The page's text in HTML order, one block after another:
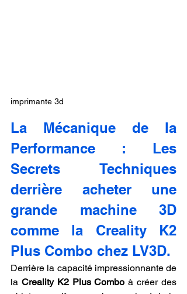
imprimante 3d
La Mécanique de la
Performance : Les
Secrets Techniques
derrière acheter une
grande machine 3D
comme la Creality K2
Plus Combo chez LV3D.
Derrière la capacité impressionnante de
la Creality K2 Plus Combo à créer des